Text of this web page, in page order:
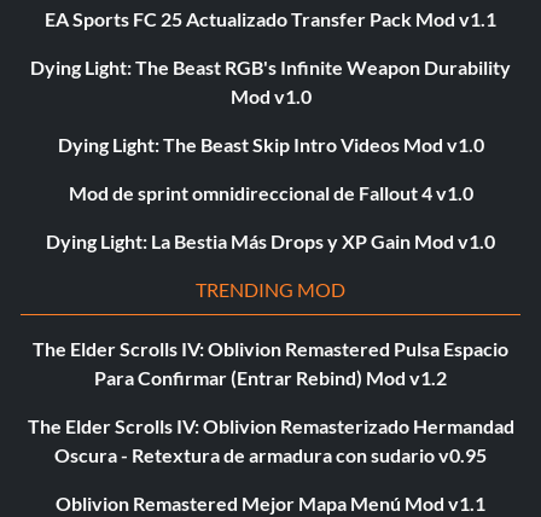
EA Sports FC 25 Actualizado Transfer Pack Mod v1.1
Dying Light: The Beast RGB's Infinite Weapon Durability
Mod v1.0
Dying Light: The Beast Skip Intro Videos Mod v1.0
Mod de sprint omnidireccional de Fallout 4 v1.0
Dying Light: La Bestia Más Drops y XP Gain Mod v1.0
TRENDING MOD
The Elder Scrolls IV: Oblivion Remastered Pulsa Espacio
Para Confirmar (Entrar Rebind) Mod v1.2
The Elder Scrolls IV: Oblivion Remasterizado Hermandad
Oscura - Retextura de armadura con sudario v0.95
Oblivion Remastered Mejor Mapa Menú Mod v1.1